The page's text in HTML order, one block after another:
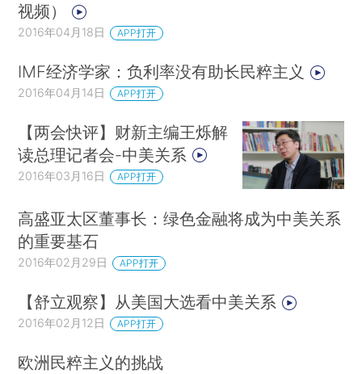
视频）
2016年04月18日 APP打开
IMF经济学家：负利率没有助长民粹主义
2016年04月14日 APP打开
【两会快评】财新主编王烁解
读总理记者会-中美关系
2016年03月16日 APP打开
高盛亚太区董事长：绿色金融将成为中美关系
的重要基石
2016年02月29日 APP打开
【舒立观察】从美国大选看中美关系
2016年02月12日 APP打开
欧洲民粹主义的挑战